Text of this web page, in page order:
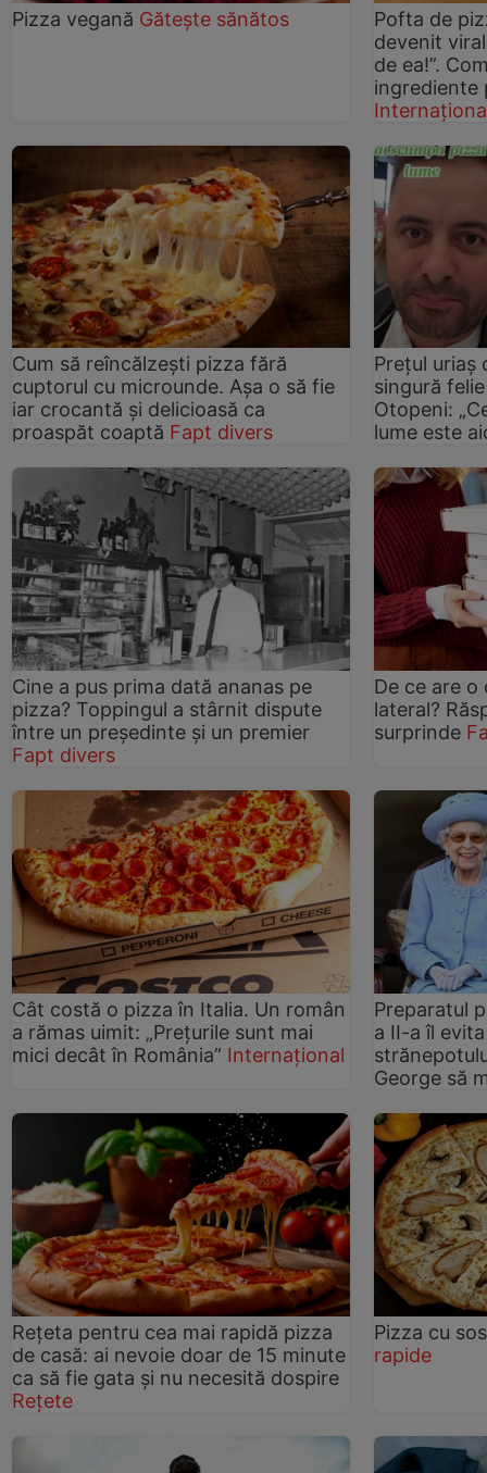
Pizza vegană Gătește sănătos
Pofta de
devenit
de ea!”.
ingrediente
Cum să reîncălzești pizza fără
cuptorul cu microunde. Așa o să fie
iar crocantă și delicioasă ca
proaspăt coaptă Fapt divers
Prețul uriaș
singură
Otopeni:
lume este
Cine a pus prima dată ananas pe
pizza? Toppingul a stârnit dispute
între un președinte și un premier
Fapt divers
De ce are o
lateral?
surprinde
Cât costă o pizza în Italia. Un român
a rămas uimit: „Prețurile sunt mai
mici decât în România” Internațional
Preparatul
a II-a îl
George să
Rețeta pentru cea mai rapidă pizza
de casă: ai nevoie doar de 15 minute
ca să fie gata și nu necesită dospire
Rețete
Pizza cu
rapide